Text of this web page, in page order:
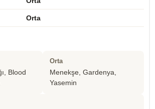
Orta
Blood
Orta
Menekşe, Gardenya,
Yasemin